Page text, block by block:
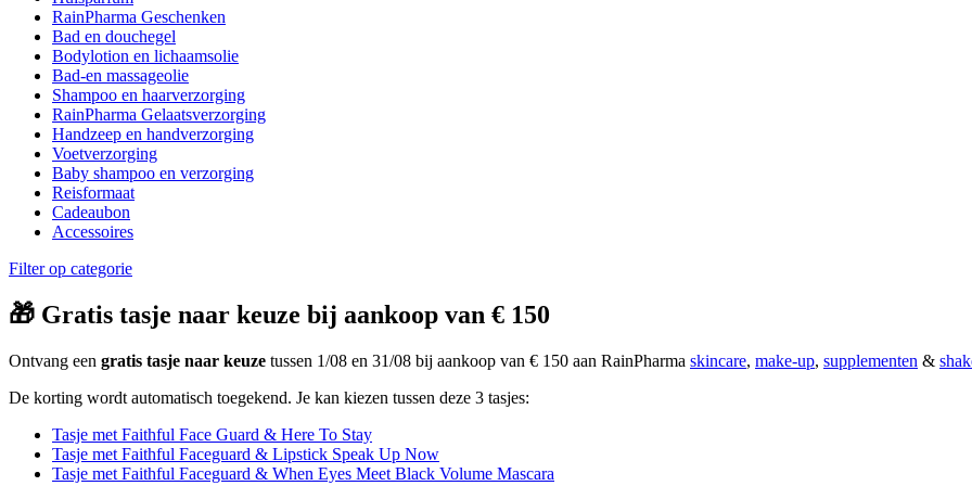
RainPharma Geschenken
Bad en douchegel
Bodylotion en lichaamsolie
Bad-en massageolie
Shampoo en haarverzorging
RainPharma Gelaatsverzorging
Handzeep en handverzorging
Voetverzorging
Baby shampoo en verzorging
Reisformaat
Cadeaubon
Accessoires
Filter op categorie
🎁 Gratis tasje naar keuze bij aankoop van € 150
Ontvang een gratis tasje naar keuze tussen 1/08 en 31/08 bij aankoop van € 150 aan RainPharma skincare, make-up, supplementen &
De korting wordt automatisch toegekend. Je kan kiezen tussen deze 3 tasjes:
Tasje met Faithful Face Guard & Here To Stay
Tasje met Faithful Faceguard & Lipstick Speak Up Now
Tasje met Faithful Faceguard & When Eyes Meet Black Volume Mascara